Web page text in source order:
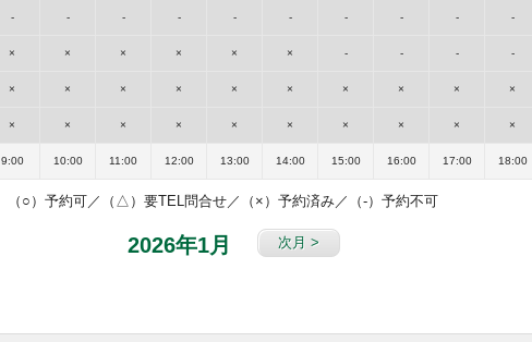
- - - - - - - - - -
× × × × × × - - - -
× × × × × × × × × ×
× × × × × × × × × ×
9:00 10:00 11:00 12:00 13:00 14:00 15:00 16:00 17:00 18:00
（○）予約可／（△）要TEL問合せ／（×）予約済み／（-）予約不可
2026年1月 次月 >